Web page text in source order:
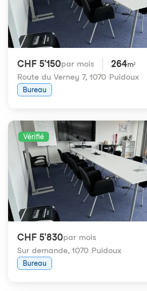
CHF 5'150par mois 264m²
Route du Verney 7, 1070 Puidoux
Bureau
Vérifié
CHF 5'830par mois
Sur demande, 1070 Puidoux
Bureau